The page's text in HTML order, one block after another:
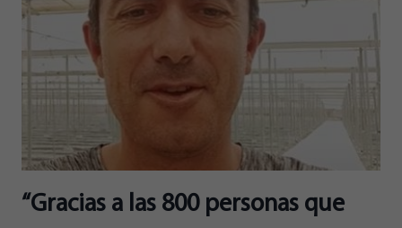
ALMERÍA
SOBRE
EL
ACUERDO
INVESTIDURA
“Gracias a las 800 personas que